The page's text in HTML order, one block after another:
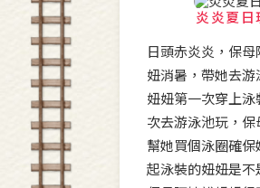
炎炎夏日
日頭赤炎炎，保
妞消暑，帶她去游
妞妞第一次穿上
次去游泳池玩，保
幫她買個泳圈確保
起泳裝的妞妞是不